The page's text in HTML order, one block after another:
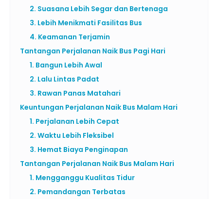
2. Suasana Lebih Segar dan Bertenaga
3. Lebih Menikmati Fasilitas Bus
4. Keamanan Terjamin
Tantangan Perjalanan Naik Bus Pagi Hari
1. Bangun Lebih Awal
2. Lalu Lintas Padat
3. Rawan Panas Matahari
Keuntungan Perjalanan Naik Bus Malam Hari
1. Perjalanan Lebih Cepat
2. Waktu Lebih Fleksibel
3. Hemat Biaya Penginapan
Tantangan Perjalanan Naik Bus Malam Hari
1. Mengganggu Kualitas Tidur
2. Pemandangan Terbatas